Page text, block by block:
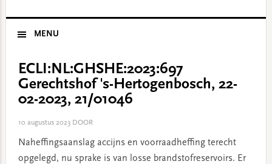
MENU
ECLI:NL:GHSHE:2023:697
Gerechtshof 's-Hertogenbosch, 22-
02-2023, 21/01046
10 augustus 2023DOOR
Naheffingsaanslag accijns en voorraadheffing terecht
opgelegd, nu sprake is van losse brandstofreservoirs. Er